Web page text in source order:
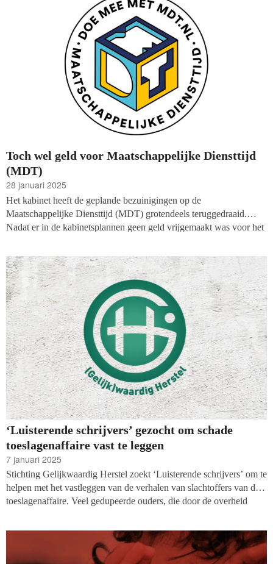
vindt vandaag (dinsdag) plaats.
Toch wel geld voor Maatschappelijke Diensttijd
(MDT)
28 januari 2025
Het kabinet heeft de geplande bezuinigingen op de
Maatschappelijke Diensttijd (MDT) grotendeels teruggedraaid.
Nadat er in de kabinetsplannen geen geld vrijgemaakt was voor het
zich in te zetten voor de maatschappij, vreesden de oppositie en
vertegenwoordigende organisaties voor het verdwijnen ervan. Dat
lijkt nu niet te gebeuren.
‘Luisterende schrijvers’ gezocht om schade
toeslagenaffaire vast te leggen
7 januari 2025
Stichting Gelijkwaardig Herstel zoekt ‘Luisterende schrijvers’ om te
helpen met het vastleggen van de verhalen van slachtoffers van de
toeslagenaffaire. Veel gedupeerde ouders, die door de overheid